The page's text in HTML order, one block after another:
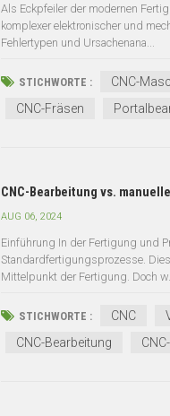
Als Eckpfeiler der modernen
komplexer elektronischer und
Fehlertypen und Ursachenana...
STICHWORTE : CNC-
CNC-Fräsen
CNC-Bearbeitung vs.
AUG 06, 2024
Einführung In der Fertigung und
Standardfertigungsprozesse.
Mittelpunkt der Fertigung. Doch w...
STICHWORTE : CNC
CNC-Bearbeitung